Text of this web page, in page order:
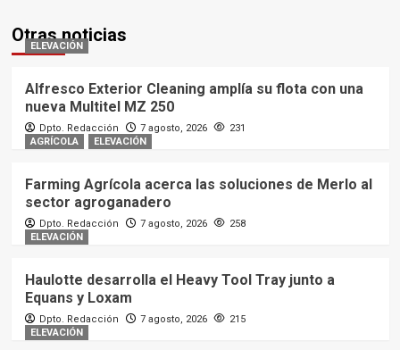
Otras noticias
ELEVACIÓN
Alfresco Exterior Cleaning amplía su flota con una
nueva Multitel MZ 250
Dpto. Redacción 7 agosto, 2026
231
AGRÍCOLA
ELEVACIÓN
Farming Agrícola acerca las soluciones de Merlo al
sector agroganadero
Dpto. Redacción 7 agosto, 2026
258
ELEVACIÓN
Haulotte desarrolla el Heavy Tool Tray junto a
Equans y Loxam
Dpto. Redacción 7 agosto, 2026
215
ELEVACIÓN